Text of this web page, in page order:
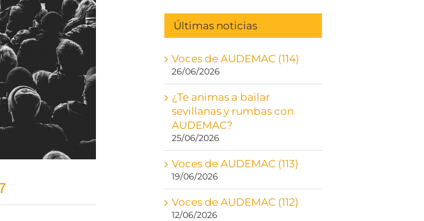
Últimas noticias
Voces de AUDEMAC (114)
26/06/2026
¿Te animas a bailar
sevillanas y rumbas con
AUDEMAC?
25/06/2026
Voces de AUDEMAC (113)
19/06/2026
Voces de AUDEMAC (112)
12/06/2026